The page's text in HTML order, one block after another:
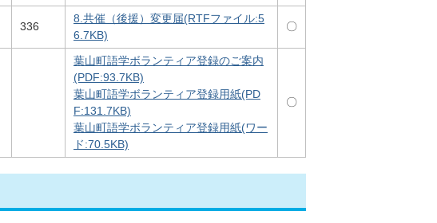
336
8.共催（後援）変更届(RTFファイル:5
6.7KB)
〇
葉山町語学ボランティア登録のご案内
(PDF:93.7KB)
葉山町語学ボランティア登録用紙(PD
F:131.7KB)
葉山町語学ボランティア登録用紙(ワー
ド:70.5KB)
〇